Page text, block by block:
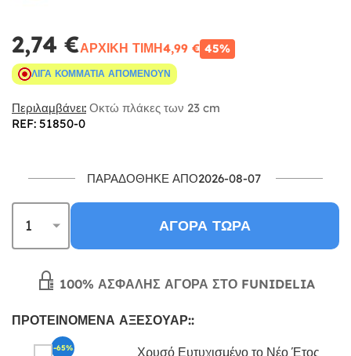
2,74 €ΑΡΧΙΚΉ ΤΙΜΉ4,99 € 45%
ΛΊΓΑ ΚΟΜΜΆΤΙΑ ΑΠΟΜΈΝΟΥΝ
Περιλαμβάνει: Οκτώ πλάκες των 23 cm
REF: 51850-0
ΠΑΡΑΔΌΘΗΚΕ ΑΠΌ2026-08-07
ΑΓΟΡΆ ΤΏΡΑ
100% ΑΣΦΑΛΉΣ ΑΓΟΡΆ ΣΤΟ FUNIDELIA
ΠΡΟΤΕΙΝΌΜΕΝΑ ΑΞΕΣΟΥΆΡ::
Χρυσό Ευτυχισμένο το Νέο Έτος
-65%